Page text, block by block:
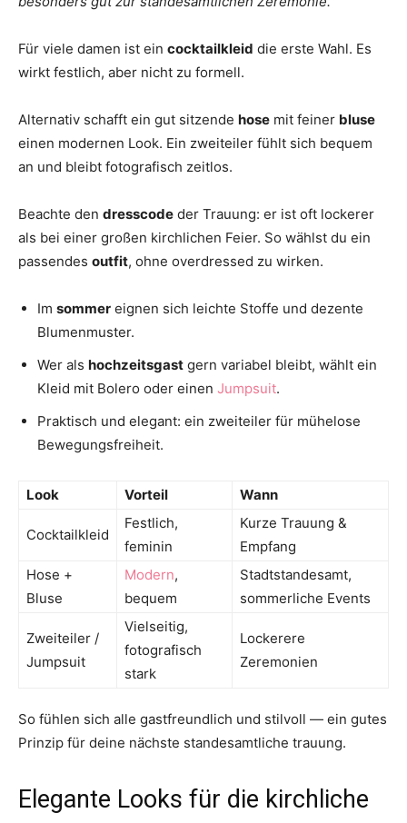
Für viele damen ist ein cocktailkleid die erste Wahl. Es
wirkt festlich, aber nicht zu formell.
Alternativ schafft ein gut sitzende hose mit feiner bluse
einen modernen Look. Ein zweiteiler fühlt sich bequem
an und bleibt fotografisch zeitlos.
Beachte den dresscode der Trauung: er ist oft lockerer
als bei einer großen kirchlichen Feier. So wählst du ein
passendes outfit, ohne overdressed zu wirken.
Im sommer eignen sich leichte Stoffe und dezente
Blumenmuster.
Wer als hochzeitsgast gern variabel bleibt, wählt ein
Kleid mit Bolero oder einen Jumpsuit.
Praktisch und elegant: ein zweiteiler für mühelose
Bewegungsfreiheit.
Look Vorteil Wann
Cocktailkleid
Festlich,
feminin
Kurze Trauung &
Empfang
Hose +
Bluse
Modern,
bequem
Stadtstandesamt,
sommerliche Events
Zweiteiler /
Jumpsuit
Vielseitig,
fotografisch
stark
Lockerere
Zeremonien
So fühlen sich alle gastfreundlich und stilvoll — ein gutes
Prinzip für deine nächste standesamtliche trauung.
Elegante Looks für die kirchliche